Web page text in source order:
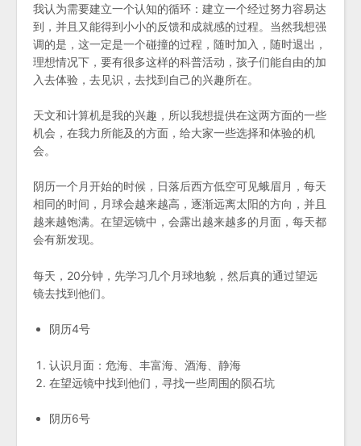
我认为需要建立一个认知的循环：建立一个经过努力容易达
到，并且又能得到小小的反馈和成就感的过程。当然我想强
调的是，这一定是一个碰撞的过程，随时加入，随时退出，
理想情况下，要有很多这样的科普活动，孩子们能自由的加
入去体验，去见识，去找到自己的兴趣所在。
天文和计算机是我的兴趣，所以我想提供在这两方面的一些
机会，在我力所能及的方面，给大家一些选择和体验的机
会。
阴历一个月开始的时候，日落后西方低空可见蛾眉月，每天
相同的时间，月球会越来越高，逐渐远离太阳的方向，并且
越来越饱满。在望远镜中，会露出越来越多的月面，每天都
会有新发现。
每天，20分钟，先学习几个月球地貌，然后真的通过望远
镜去找到他们。
阴历4号
认识月面：危海、丰富海、酒海、静海
在望远镜中找到他们，寻找一些周围的陨石坑
阴历6号